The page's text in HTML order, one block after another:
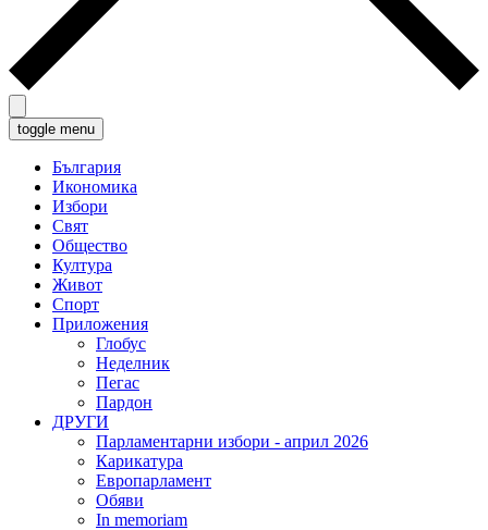
toggle menu
България
Икономика
Избори
Свят
Общество
Култура
Живот
Спорт
Приложения
Глобус
Неделник
Пегас
Пардон
ДРУГИ
Парламентарни избори - април 2026
Карикатура
Европарламент
Обяви
In memoriam